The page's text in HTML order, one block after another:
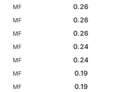
MF
0.26
MF
0.26
MF
0.26
MF
0.24
MF
0.24
MF
0.19
MF
0.19